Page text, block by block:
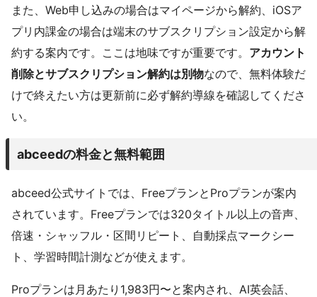
また、Web申し込みの場合はマイページから解約、iOSア
プリ内課金の場合は端末のサブスクリプション設定から解
約する案内です。ここは地味ですが重要です。 アカウント
削除とサブスクリプション解約は別物なので、無料体験だ
けで終えたい方は更新前に必ず解約導線を確認してくださ
い。
abceedの料金と無料範囲
abceed公式サイトでは、FreeプランとProプランが案内
されています。Freeプランでは320タイトル以上の音声、
倍速・シャッフル・区間リピート、自動採点マークシー
ト、学習時間計測などが使えます。
Proプランは月あたり1,983円〜と案内され、AI英会話、